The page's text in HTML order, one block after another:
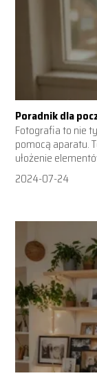
Poradnik dla
Fotografia to nie
pomocą aparatu.
ułożenie
2024-07-24